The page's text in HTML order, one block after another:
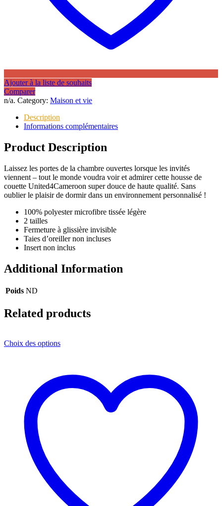
Ajouter à la liste de souhaits
Comparer
n/a. Category: Maison et vie
Description
Informations complémentaires
Product Description
Laissez les portes de la chambre ouvertes lorsque les invités
viennent – tout le monde voudra voir et admirer cette housse de
couette United4Cameroon super douce de haute qualité. Sans
oublier le plaisir de dormir dans un environnement personnalisé !
100% polyester microfibre tissée légère
2 tailles
Fermeture à glissière invisible
Taies d’oreiller non incluses
Insert non inclus
Additional Information
Poids ND
Related products
Choix des options